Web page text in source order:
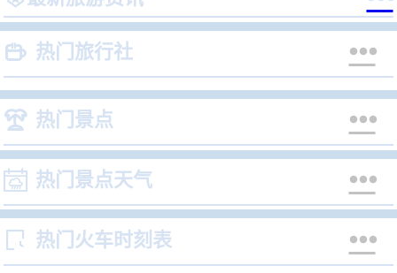
 热门旅行社 
 热门景点 
 热门景点天气 
 热门火车时刻表 